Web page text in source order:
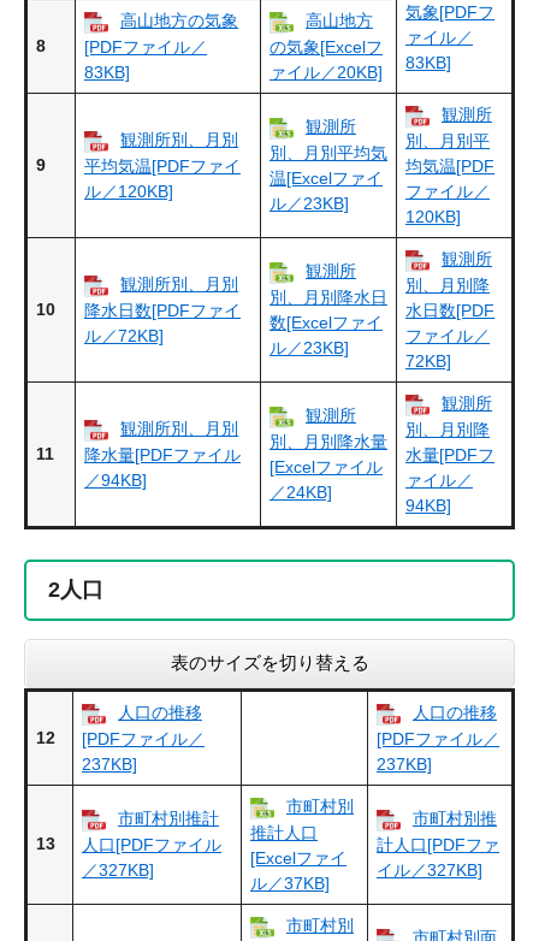
気象[PDFフ
ァイル／
83KB]
8
高山地方の気象
[PDFファイル／
83KB]
高山地方
の気象[Excelフ
ァイル／20KB]
9
観測所別、月別
平均気温[PDFファイ
ル／120KB]
観測所
別、月別平均気
温[Excelファイ
ル／23KB]
観測所
別、月別平
均気温[PDF
ファイル／
120KB]
10
観測所別、月別
降水日数[PDFファイ
ル／72KB]
観測所
別、月別降水日
数[Excelファイ
ル／23KB]
観測所
別、月別降
水日数[PDF
ファイル／
72KB]
11
観測所別、月別
降水量[PDFファイル
／94KB]
観測所
別、月別降水量
[Excelファイル
／24KB]
観測所
別、月別降
水量[PDFフ
ァイル／
94KB]
2人口
表のサイズを切り替える
12
人口の推移
[PDFファイル／
237KB]
人口の推移
[PDFファイル／
237KB]
13
市町村別推計
人口[PDFファイル
／327KB]
市町村別
推計人口
[Excelファイ
ル／37KB]
市町村別推
計人口[PDFファ
イル／327KB]
市町村別